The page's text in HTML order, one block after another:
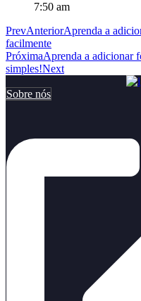
7:50 am
PrevAnteriorAprenda a
facilmente
PróximaAprenda a adicionar
simples!Next
Sobre nós